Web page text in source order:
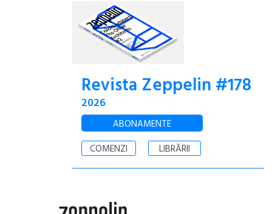
Revista Zeppelin #178
2026
ABONAMENTE
COMENZI
LIBRĂRII